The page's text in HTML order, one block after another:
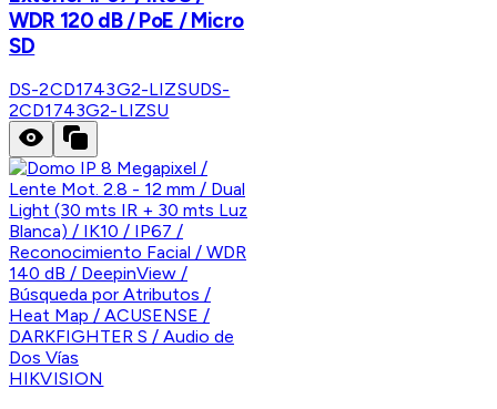
WDR 120 dB / PoE / Micro
SD
DS-2CD1743G2-LIZSUDS-
2CD1743G2-LIZSU
HIKVISION